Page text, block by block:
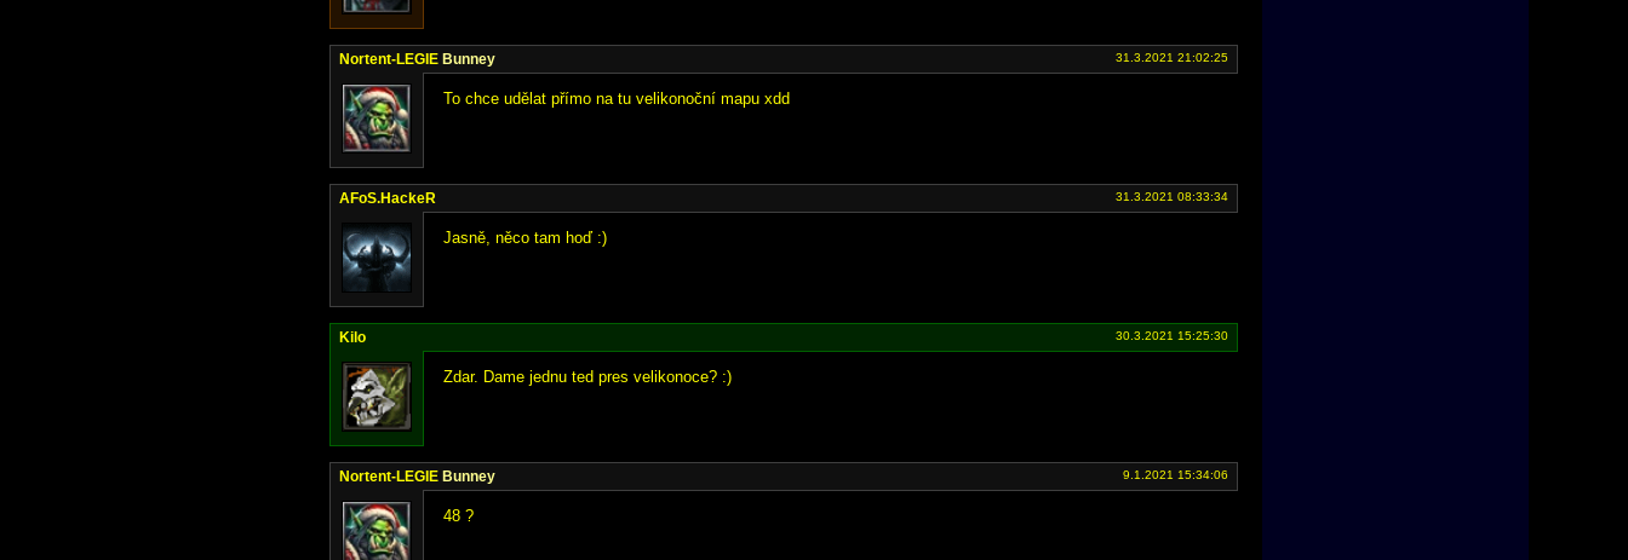
Nortent-LEGIE Bunney 31.3.2021 21:02:25
To chce udělat přímo na tu velikonoční mapu xdd
AFoS.HackeR 31.3.2021 08:33:34
Jasně, něco tam hoď :)
Kilo 30.3.2021 15:25:30
Zdar. Dame jednu ted pres velikonoce? :)
Nortent-LEGIE Bunney 9.1.2021 15:34:06
48 ?